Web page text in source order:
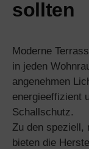
sollten
Moderne
in jeden
angenehmen
energieeffizient
Schallschutz.
Zu den speziell,
bieten die